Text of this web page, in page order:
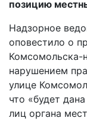
позицию
Надзорное
оповестило о
Комсомольска-
нарушением
улице
что «будет
лиц органа